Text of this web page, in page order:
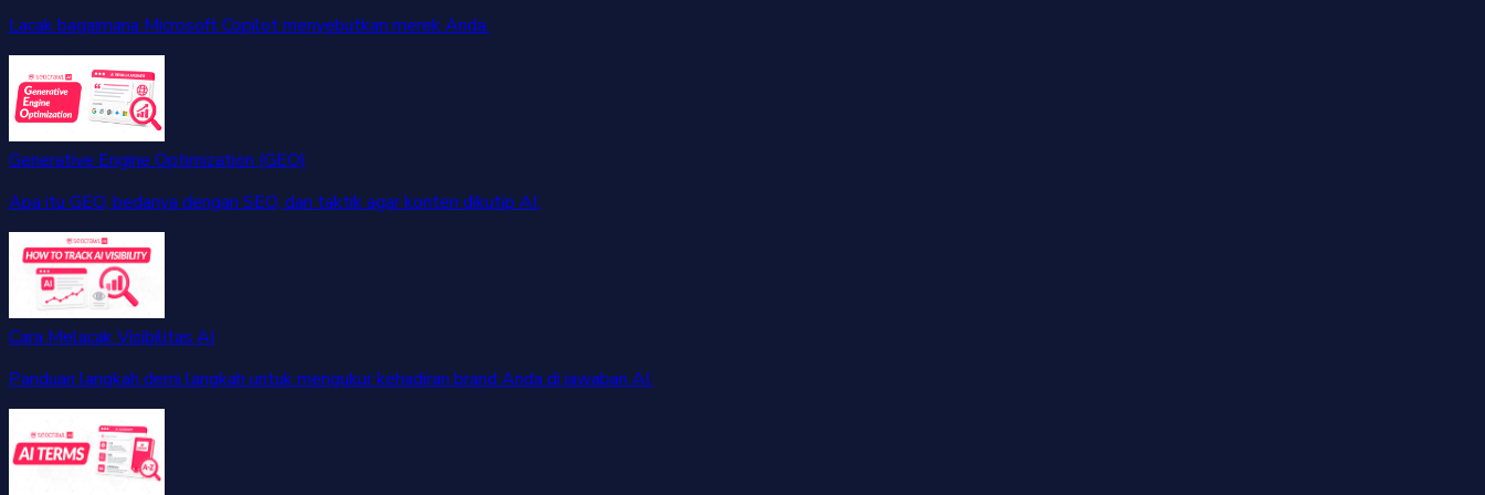
Lacak bagaimana Microsoft Copilot menyebutkan merek Anda.
Generative Engine Optimization (GEO)
Apa itu GEO, bedanya dengan SEO, dan taktik agar konten dikutip AI.
Cara Melacak Visibilitas AI
Panduan langkah demi langkah untuk mengukur kehadiran brand Anda di jawaban AI.